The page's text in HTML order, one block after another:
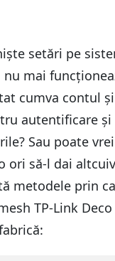
setări pe
nu mai
cumva contul
autentificare
Sau poate
ori să-l dai
metodele prin
TP-Link